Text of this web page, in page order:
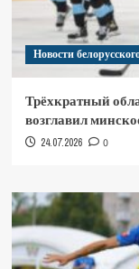
Новости
Трёхкратный
возглавил
24.07.2026 0